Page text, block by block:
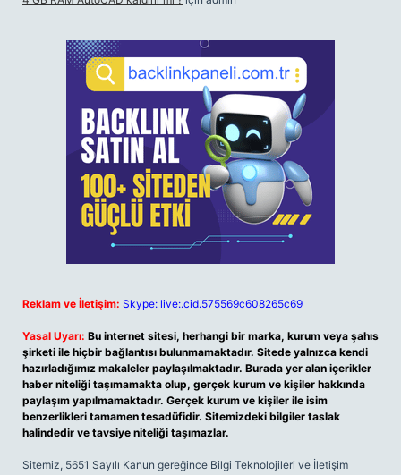
Reklam ve İletişim: Skype: live:.cid.575569c608265c69
Yasal Uyarı: Bu internet sitesi, herhangi bir marka, kurum veya şahıs
şirketi ile hiçbir bağlantısı bulunmamaktadır. Sitede yalnızca kendi
hazırladığımız makaleler paylaşılmaktadır. Burada yer alan içerikler
haber niteliği taşımamakta olup, gerçek kurum ve kişiler hakkında
paylaşım yapılmamaktadır. Gerçek kurum ve kişiler ile isim
benzerlikleri tamamen tesadüfidir. Sitemizdeki bilgiler taslak
halindedir ve tavsiye niteliği taşımazlar.
Sitemiz, 5651 Sayılı Kanun gereğince Bilgi Teknolojileri ve İletişim